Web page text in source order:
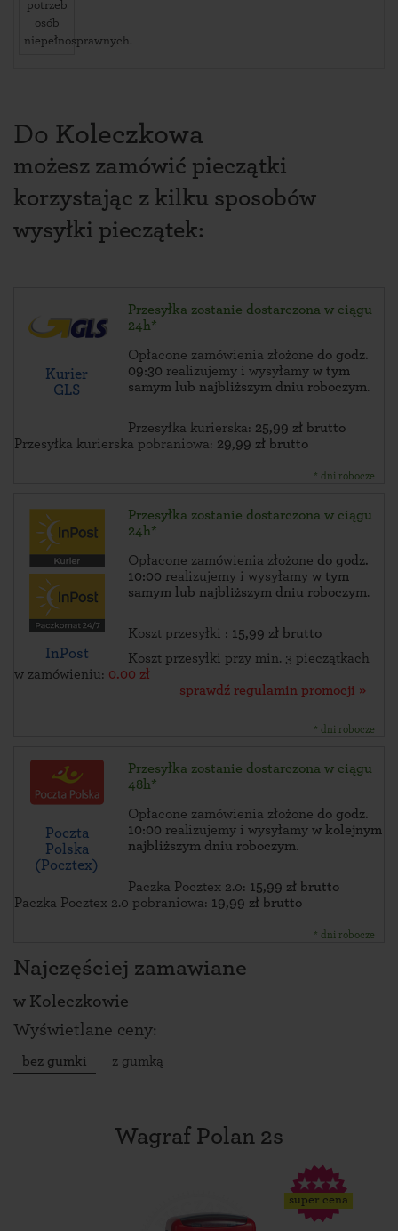
potrzeb
osób
niepełnosprawnych.
Do Koleczkowa
możesz zamówić pieczątki
korzystając z kilku sposobów
wysyłki pieczątek:
Kurier
GLS
Przesyłka zostanie dostarczona w ciągu
24h*
Opłacone zamówienia złożone do godz.
09:30 realizujemy i wysyłamy w tym
samym lub najbliższym dniu roboczym.
Przesyłka kurierska: 25,99 zł brutto
Przesyłka kurierska pobraniowa: 29,99 zł brutto
* dni robocze
InPost
Przesyłka zostanie dostarczona w ciągu
24h*
Opłacone zamówienia złożone do godz.
10:00 realizujemy i wysyłamy w tym
samym lub najbliższym dniu roboczym.
Koszt przesyłki : 15,99 zł brutto
Koszt przesyłki przy min. 3 pieczątkach
w zamówieniu: 0.00 zł
sprawdź regulamin promocji »
* dni robocze
Poczta
Polska
(Pocztex)
Przesyłka zostanie dostarczona w ciągu
48h*
Opłacone zamówienia złożone do godz.
10:00 realizujemy i wysyłamy w kolejnym
najbliższym dniu roboczym.
Paczka Pocztex 2.0: 15,99 zł brutto
Paczka Pocztex 2.0 pobraniowa: 19,99 zł brutto
* dni robocze
Najczęściej zamawiane
w Koleczkowie
Wyświetlane ceny:
bez gumki z gumką
Wagraf Polan 2s
super cena